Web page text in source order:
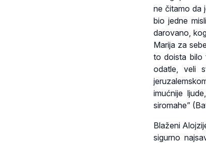
ne čitamo da
bio jedne
darovano,
Marija za
to doista bilo
odatle, veli
imućnije
siromahe”
Blaženi
sigurno